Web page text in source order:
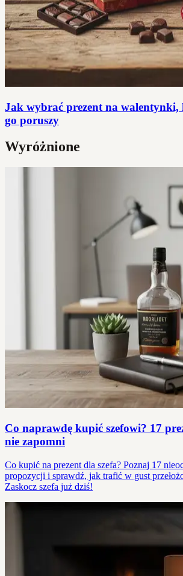
Jak wybrać prezent na
go poruszy
Wyróżnione
Co naprawdę kupić szefowi? 17
nie zapomni
Co kupić na prezent dla szefa? Poznaj 17
propozycji i sprawdź, jak trafić w gust
Zaskocz szefa już dziś!